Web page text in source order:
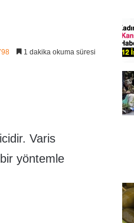
1 dakika okuma süresi
Varis
yöntemle